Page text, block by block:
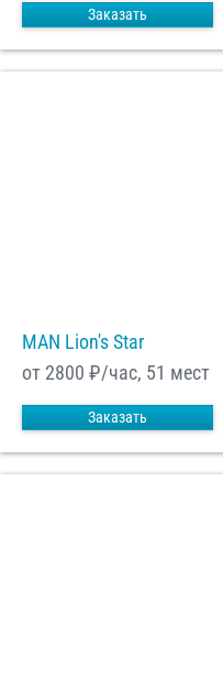
Заказать
MAN Lion's Star
от 2800 ₽/час, 51 мест
Заказать